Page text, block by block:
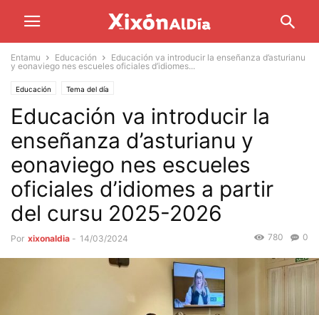
Entamu Educación
Educación va introducir la enseñanza d’asturianu
y eonaviego nes escueles oficiales d’idiomes...
Educación Tema del día
Educación va introducir la
enseñanza d’asturianu y
eonaviego nes escueles
oficiales d’idiomes a partir
del cursu 2025-2026
Por xixonaldia - 14/03/2024 0
780